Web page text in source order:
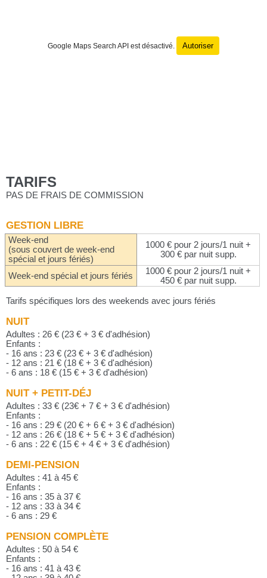
Google Maps Search API est désactivé. Autoriser
TARIFS
PAS DE FRAIS DE COMMISSION
GESTION LIBRE
Week-end
(sous couvert de week-end
spécial et jours fériés)
1000 € pour 2 jours/1 nuit +
300 € par nuit supp.
Week-end spécial et jours fériés
1000 € pour 2 jours/1 nuit +
450 € par nuit supp.
Tarifs spécifiques lors des weekends avec jours fériés
NUIT
Adultes : 26 € (23 € + 3 € d'adhésion)
Enfants :
- 16 ans : 23 € (23 € + 3 € d'adhésion)
- 12 ans : 21 € (18 € + 3 € d'adhésion)
- 6 ans : 18 € (15 € + 3 € d'adhésion)
NUIT + PETIT-DÉJ
Adultes : 33 € (23€ + 7 € + 3 € d'adhésion)
Enfants :
- 16 ans : 29 € (20 € + 6 € + 3 € d'adhésion)
- 12 ans : 26 € (18 € + 5 € + 3 € d'adhésion)
- 6 ans : 22 € (15 € + 4 € + 3 € d'adhésion)
DEMI-PENSION
Adultes : 41 à 45 €
Enfants :
- 16 ans : 35 à 37 €
- 12 ans : 33 à 34 €
- 6 ans : 29 €
PENSION COMPLÈTE
Adultes : 50 à 54 €
Enfants :
- 16 ans : 41 à 43 €